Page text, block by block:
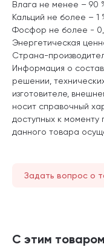
Влага не менее – 90
Кальций не более – 1
Фосфор не более -
Энергетическая
Страна-
Информация о
решении,
изготовителе,
носит справочный
доступных к моменту
данного товара
Задать вопрос о
С этим